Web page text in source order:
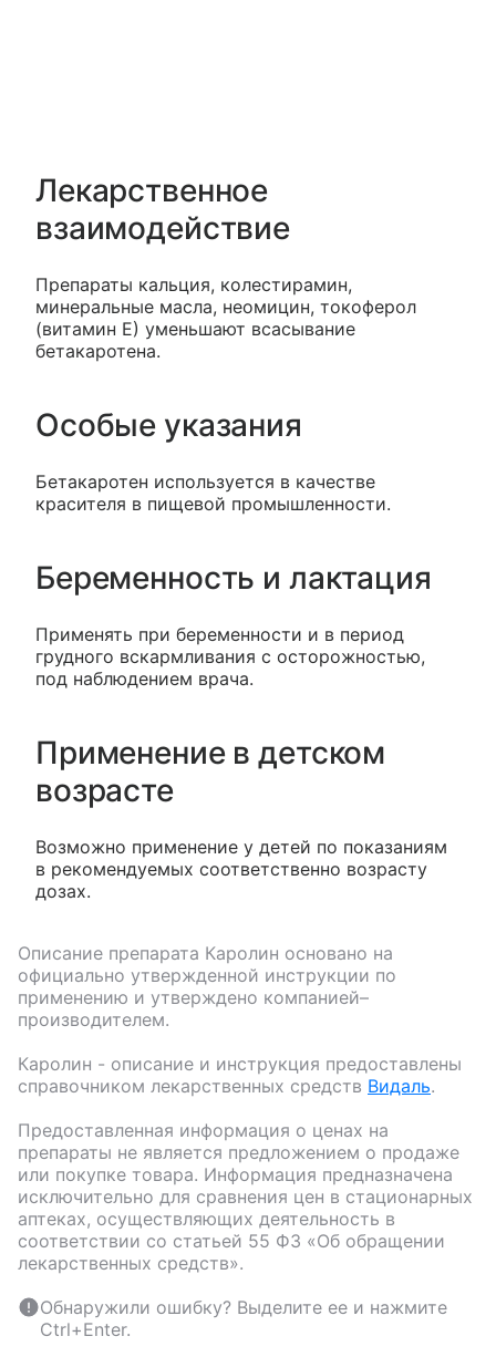
Лекарственное
взаимодействие
Препараты кальция, колестирамин,
минеральные масла, неомицин, токоферол
(витамин Е) уменьшают всасывание
бетакаротена.
Особые указания
Бетакаротен используется в качестве
красителя в пищевой промышленности.
Беременность и лактация
Применять при беременности и в период
грудного вскармливания с осторожностью,
под наблюдением врача.
Применение в детском
возрасте
Возможно применение у детей по показаниям
в рекомендуемых соответственно возрасту
дозах.
Описание препарата Каролин основано на
официально утвержденной инструкции по
применению и утверждено компанией–
производителем.
Каролин - описание и инструкция предоставлены
справочником лекарственных средств Видаль.
Предоставленная информация о ценах на
препараты не является предложением о продаже
или покупке товара. Информация предназначена
исключительно для сравнения цен в стационарных
аптеках, осуществляющих деятельность в
соответствии со статьей 55 ФЗ «Об обращении
лекарственных средств».
Обнаружили ошибку? Выделите ее и нажмите
Ctrl+Enter.